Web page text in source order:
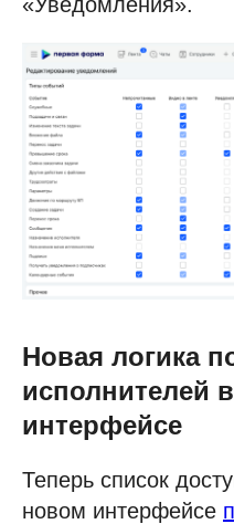
«Уведомления».
Новая логика
исполнителей
интерфейсе
Теперь список
новом интерфейсе